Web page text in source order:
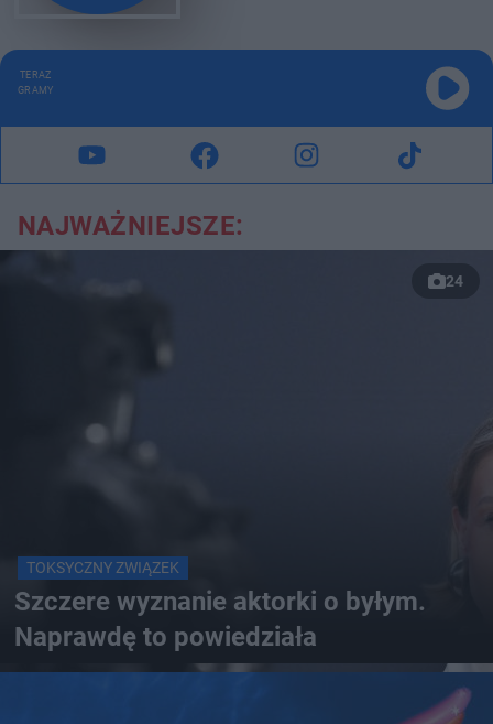
TERAZ
GRAMY
NAJWAŻNIEJSZE:
24
TOKSYCZNY ZWIĄZEK
Szczere wyznanie aktorki o byłym.
Naprawdę to powiedziała